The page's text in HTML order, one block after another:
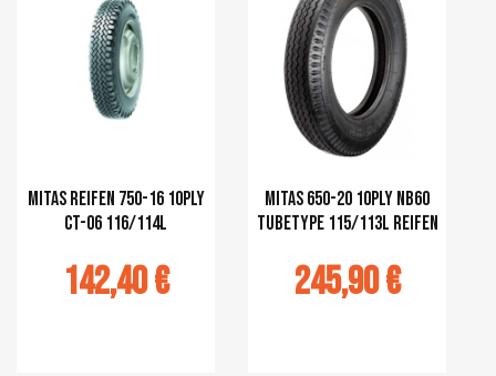
Mitas Reifen 750-16 10PLY
CT-06 116/114L
142,40 €
Mitas 650-20 10PLY NB60
TUBETYPE 115/113L Reifen
245,90 €